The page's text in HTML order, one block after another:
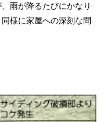
雨が降るたびにかなり
様に家屋への深刻な問